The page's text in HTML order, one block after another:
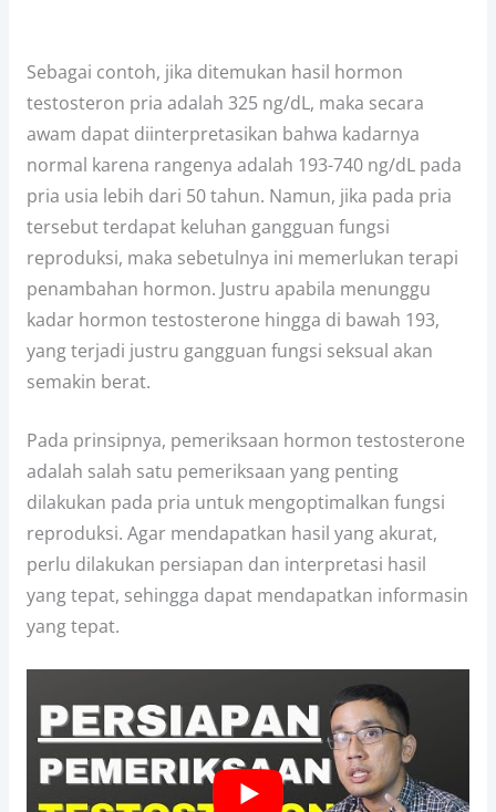
Sebagai contoh, jika ditemukan hasil hormon
testosteron pria adalah 325 ng/dL, maka secara
awam dapat diinterpretasikan bahwa kadarnya
normal karena rangenya adalah 193-740 ng/dL pada
pria usia lebih dari 50 tahun. Namun, jika pada pria
tersebut terdapat keluhan gangguan fungsi
reproduksi, maka sebetulnya ini memerlukan terapi
penambahan hormon. Justru apabila menunggu
kadar hormon testosterone hingga di bawah 193,
yang terjadi justru gangguan fungsi seksual akan
semakin berat.
Pada prinsipnya, pemeriksaan hormon testosterone
adalah salah satu pemeriksaan yang penting
dilakukan pada pria untuk mengoptimalkan fungsi
reproduksi. Agar mendapatkan hasil yang akurat,
perlu dilakukan persiapan dan interpretasi hasil
yang tepat, sehingga dapat mendapatkan informasin
yang tepat.